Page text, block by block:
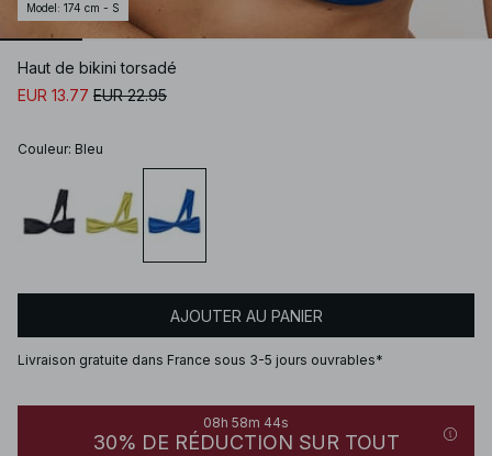
Model : 174 cm - S
Haut de bikini torsadé
EUR 13.77 EUR 22.95
Couleur: Bleu
AJOUTER AU PANIER
Livraison gratuite dans France sous 3-5 jours ouvrables*
08h 58m 44s
30% DE RÉDUCTION SUR TOUT